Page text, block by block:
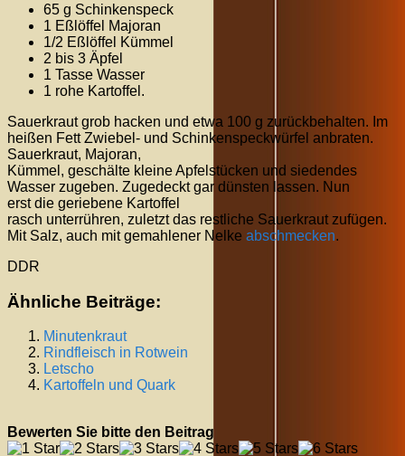
65 g Schinkenspeck
1 Eßlöffel Majoran
1/2 Eßlöffel Kümmel
2 bis 3 Äpfel
1 Tasse Wasser
1 rohe Kartoffel.
Sauerkraut grob hacken und etwa 100 g zurückbehalten. Im
heißen Fett Zwiebel- und Schinkenspeckwürfel anbraten.
Sauerkraut, Majoran,
Kümmel, geschälte kleine Apfelstücken und siedendes
Wasser zugeben. Zugedeckt gar dünsten lassen. Nun
erst die geriebene Kartoffel
rasch unterrühren, zuletzt das restliche Sauerkraut zufügen.
Mit Salz, auch mit gemahlener Nelke abschmecken.
DDR
Ähnliche Beiträge:
Minutenkraut
Rindfleisch in Rotwein
Letscho
Kartoffeln und Quark
Bewerten Sie bitte den Beitrag